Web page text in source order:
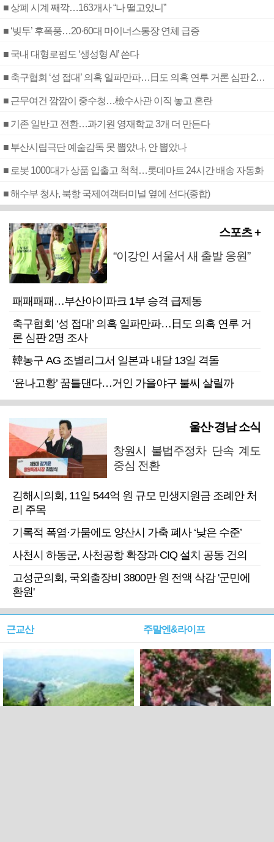
■ 상폐 시계 째깍…163개사 “나 떨고있니”
■ ‘빚투’ 후폭풍…20·60대 마이너스통장 연체 급증
■ 국내 대형로펌도 ‘생성형 AI’ 쓴다
■ 축구협회 ‘성 접대’ 의혹 일파만파…日도 의혹 연루 거론 심판 2명 조사
■ 근무여건 깜깜이 중수청…檢수사관 이직 놓고 혼란
■ 기존 일반고 전환…과기원 영재학교 3개 더 만든다
■ 부산시립극단 예술감독 못 뽑았나, 안 뽑았나
■ 로봇 1000대가 상품 입출고 척척…롯데마트 24시간 배송 자동화
■ 해수부 청사, 북항 국제여객터미널 옆에 선다(종합)
스포츠 +
“이강인 서울서 새 출발 응원”
패패패패…부산아이파크 1부 승격 급제동
축구협회 ‘성 접대’ 의혹 일파만파…日도 의혹 연루 거
론 심판 2명 조사
韓농구 AG 조별리그서 일본과 내달 13일 격돌
‘윤나고황’ 꿈틀댄다…거인 가을야구 불씨 살릴까
울산·경남 소식
창원시 불법주정차 단속 계도
중심 전환
김해시의회, 11일 544억 원 규모 민생지원금 조례안 처
리 주목
기록적 폭염·가뭄에도 양산시 가축 폐사 ‘낮은 수준’
사천시 하동군, 사천공항 확장과 CIQ 설치 공동 건의
고성군의회, 국외출장비 3800만 원 전액 삭감 '군민에
환원'
근교산 주말엔&라이프